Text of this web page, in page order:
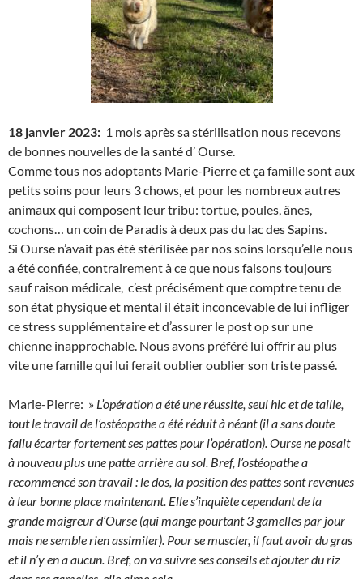
18 janvier 2023: 1 mois après sa stérilisation nous recevons
de bonnes nouvelles de la santé d’ Ourse.
Comme tous nos adoptants Marie-Pierre et ça famille sont aux
petits soins pour leurs 3 chows, et pour les nombreux autres
animaux qui composent leur tribu: tortue, poules, ânes,
cochons… un coin de Paradis à deux pas du lac des Sapins.
Si Ourse n’avait pas été stérilisée par nos soins lorsqu’elle nous
a été confiée, contrairement à ce que nous faisons toujours
sauf raison médicale, c’est précisément que comptre tenu de
son état physique et mental il était inconcevable de lui infliger
ce stress supplémentaire et d’assurer le post op sur une
chienne inapprochable. Nous avons préféré lui offrir au plus
vite une famille qui lui ferait oublier oublier son triste passé.
Marie-Pierre: » L’opération a été une réussite, seul hic et de taille,
tout le travail de l’ostéopathe a été réduit à néant (il a sans doute
fallu écarter fortement ses pattes pour l’opération). Ourse ne posait
à nouveau plus une patte arrière au sol. Bref, l’ostéopathe a
recommencé son travail : le dos, la position des pattes sont revenues
à leur bonne place maintenant. Elle s’inquiète cependant de la
grande maigreur d’Ourse (qui mange pourtant 3 gamelles par jour
mais ne semble rien assimiler). Pour se muscler, il faut avoir du gras
et il n’y en a aucun. Bref, on va suivre ses conseils et ajouter du riz